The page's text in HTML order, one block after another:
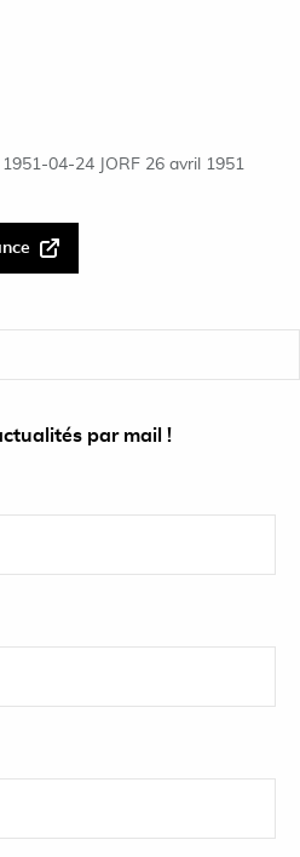
04-24 JORF 26 avril 1951
par mail !